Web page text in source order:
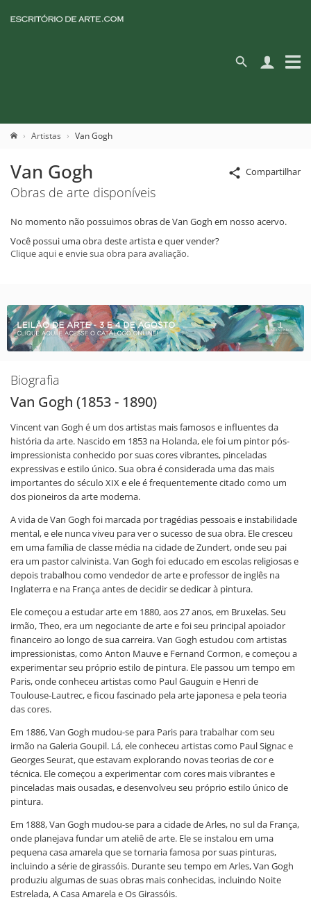
Artistas Van Gogh
Compartilhar
Van Gogh
Obras de arte disponíveis
No momento não possuimos obras de Van Gogh em nosso acervo.
Você possui uma obra deste artista e quer vender?
Clique aqui e envie sua obra para avaliação.
Biografia
Van Gogh (1853 - 1890)
Vincent van Gogh é um dos artistas mais famosos e influentes da
história da arte. Nascido em 1853 na Holanda, ele foi um pintor pós-
impressionista conhecido por suas cores vibrantes, pinceladas
expressivas e estilo único. Sua obra é considerada uma das mais
importantes do século XIX e ele é frequentemente citado como um
dos pioneiros da arte moderna.
A vida de Van Gogh foi marcada por tragédias pessoais e instabilidade
mental, e ele nunca viveu para ver o sucesso de sua obra. Ele cresceu
em uma família de classe média na cidade de Zundert, onde seu pai
era um pastor calvinista. Van Gogh foi educado em escolas religiosas e
depois trabalhou como vendedor de arte e professor de inglês na
Inglaterra e na França antes de decidir se dedicar à pintura.
Ele começou a estudar arte em 1880, aos 27 anos, em Bruxelas. Seu
irmão, Theo, era um negociante de arte e foi seu principal apoiador
financeiro ao longo de sua carreira. Van Gogh estudou com artistas
impressionistas, como Anton Mauve e Fernand Cormon, e começou a
experimentar seu próprio estilo de pintura. Ele passou um tempo em
Paris, onde conheceu artistas como Paul Gauguin e Henri de
Toulouse-Lautrec, e ficou fascinado pela arte japonesa e pela teoria
das cores.
Em 1886, Van Gogh mudou-se para Paris para trabalhar com seu
irmão na Galeria Goupil. Lá, ele conheceu artistas como Paul Signac e
Georges Seurat, que estavam explorando novas teorias de cor e
técnica. Ele começou a experimentar com cores mais vibrantes e
pinceladas mais ousadas, e desenvolveu seu próprio estilo único de
pintura.
Em 1888, Van Gogh mudou-se para a cidade de Arles, no sul da França,
onde planejava fundar um ateliê de arte. Ele se instalou em uma
pequena casa amarela que se tornaria famosa por suas pinturas,
incluindo a série de girassóis. Durante seu tempo em Arles, Van Gogh
produziu algumas de suas obras mais conhecidas, incluindo Noite
Estrelada, A Casa Amarela e Os Girassóis.